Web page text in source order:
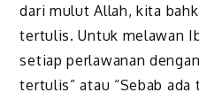
dari mulut Allah, kita
tertulis. Untuk melawan
setiap perlawanan
tertulis” atau “Sebab ada